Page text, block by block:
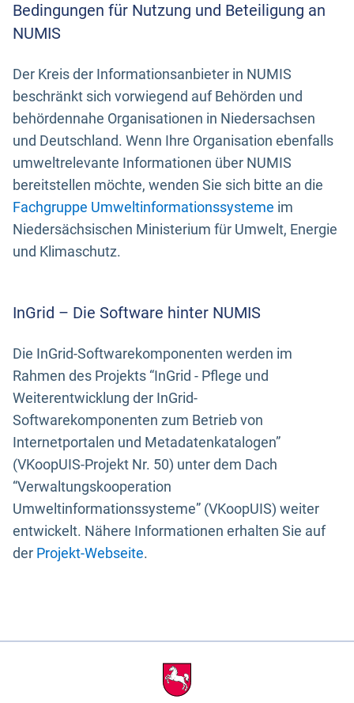
Bedingungen für Nutzung und Beteiligung an
NUMIS
Der Kreis der Informationsanbieter in NUMIS
beschränkt sich vorwiegend auf Behörden und
behördennahe Organisationen in Niedersachsen
und Deutschland. Wenn Ihre Organisation ebenfalls
umweltrelevante Informationen über NUMIS
bereitstellen möchte, wenden Sie sich bitte an die
Fachgruppe Umweltinformationssysteme im
Niedersächsischen Ministerium für Umwelt, Energie
und Klimaschutz.
InGrid – Die Software hinter NUMIS
Die InGrid-Softwarekomponenten werden im
Rahmen des Projekts “InGrid - Pflege und
Weiterentwicklung der InGrid-
Softwarekomponenten zum Betrieb von
Internetportalen und Metadatenkatalogen”
(VKoopUIS-Projekt Nr. 50) unter dem Dach
“Verwaltungskooperation
Umweltinformationssysteme” (VKoopUIS) weiter
entwickelt. Nähere Informationen erhalten Sie auf
der Projekt-Webseite.